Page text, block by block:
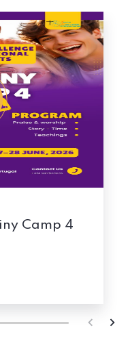
Camp 8